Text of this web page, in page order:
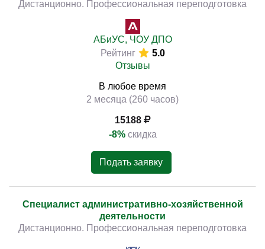
Дистанционно. Профессиональная переподготовка
АБиУС, ЧОУ ДПО
Рейтинг
5.0
Отзывы
В любое время
2 месяца (260 часов)
15188
-8% скидка
Подать заявку
Специалист административно-хозяйственной
деятельности
Дистанционно. Профессиональная переподготовка